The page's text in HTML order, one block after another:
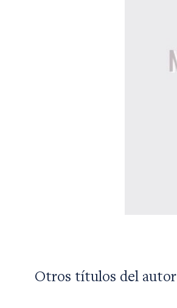
Otros títulos del autor